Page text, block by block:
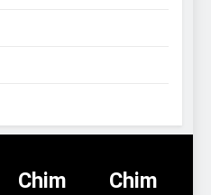
Chim
Chim